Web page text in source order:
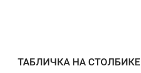
ТАБЛИЧКА НА СТОЛБИКЕ